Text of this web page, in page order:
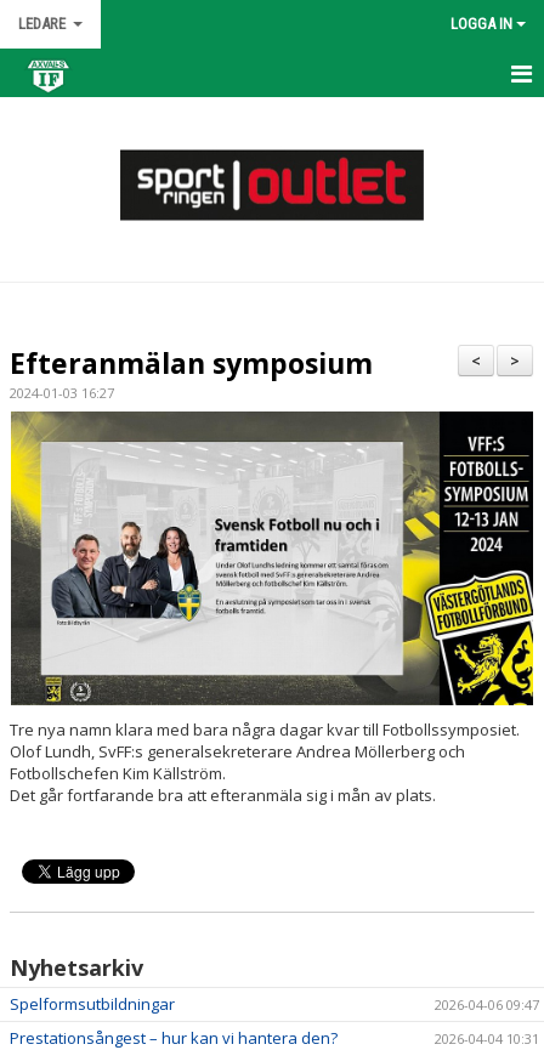
LEDARE LOGGA IN
BILDGALLERI
DOKUMENT
KONTAKT
ÖVNINGAR
UTBILDNINGAR
TRÄNING- OCH HÄLSA
REGISTERUTDRAG
TÄVLINGSDOKUMENT
DOMARUTBILDNING BARN- OCH UNGDOM
>
<
Efteranmälan symposium
2024-01-03 16:27
Tre nya namn klara med bara några dagar kvar till Fotbollssymposiet.
Olof Lundh, SvFF:s generalsekreterare Andrea Möllerberg och
Fotbollschefen Kim Källström.
Det går fortfarande bra att efteranmäla sig i mån av plats.
Nyhetsarkiv
Spelformsutbildningar 2026-04-06 09:47
Prestationsångest – hur kan vi hantera den? 2026-04-04 10:31